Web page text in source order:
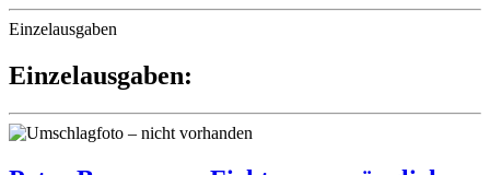
Einzelausgaben
Einzelausgaben: